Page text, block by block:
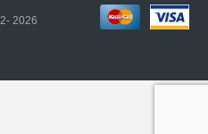
2026